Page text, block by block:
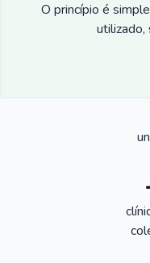
O princípio é
utilizado,